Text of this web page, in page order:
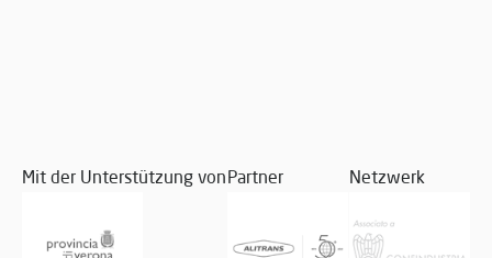
Mit der Unterstützung vonPartner Netzwerk